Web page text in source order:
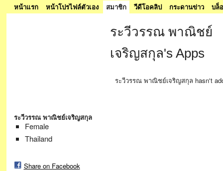
หน้าแรก หน้าโปรไฟล์ตัวเอง สมาชิก วีดีโอคลิป กระดานข่าว บล็
ระวีวรรณ พาณิชย์เจริญสกุล
Female
Thailand
Share on Facebook
ระวีวรรณ พาณิชย์
เจริญสกุล's Apps
ระวีวรรณ พาณิชย์เจริญสกุล hasn't